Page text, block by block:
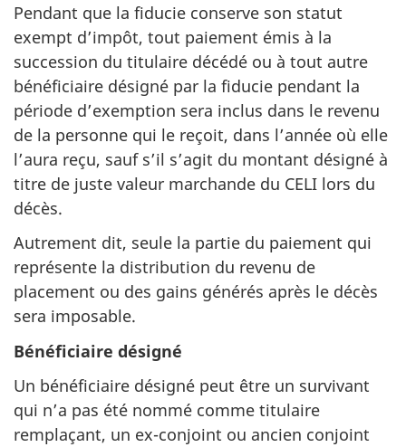
Pendant que la fiducie conserve son statut
exempt d’impôt, tout paiement émis à la
succession du titulaire décédé ou à tout autre
bénéficiaire désigné par la fiducie pendant la
période d’exemption sera inclus dans le revenu
de la personne qui le reçoit, dans l’année où elle
l’aura reçu, sauf s’il s’agit du montant désigné à
titre de juste valeur marchande du CELI lors du
décès.
Autrement dit, seule la partie du paiement qui
représente la distribution du revenu de
placement ou des gains générés après le décès
sera imposable.
Bénéficiaire désigné
Un bénéficiaire désigné peut être un survivant
qui n’a pas été nommé comme titulaire
remplaçant, un ex-conjoint ou ancien conjoint